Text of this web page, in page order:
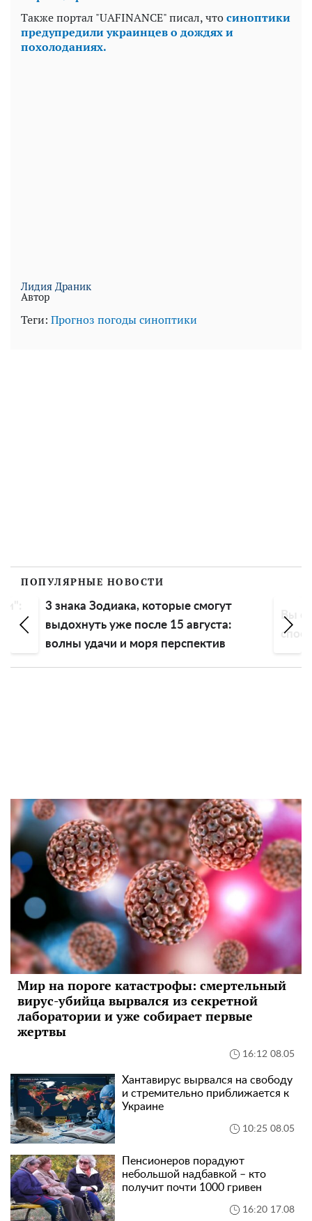
Также портал "UAFINANCE" писал, чтосиноптики
предупредили украинцев о дождях и
похолоданиях.
Лидия Драник
Автор
Теги: Прогноз погодысиноптики
ПОПУЛЯРНЫЕ НОВОСТИ
3 знака Зодиака, которые смогут
выдохнуть уже после 15 августа:
волны удачи и моря перспектив
Вы
Мир на пороге катастрофы: смертельный
вирус-убийца вырвался из секретной
лаборатории и уже собирает первые
жертвы
16:12 08.05
Хантавирус вырвался на свободу
и стремительно приближается к
Украине
10:25 08.05
Пенсионеров порадуют
небольшой надбавкой – кто
получит почти 1000 гривен
16:20 17.08